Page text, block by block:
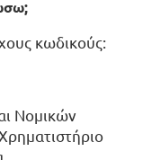
κωδικούς:
Νομικών